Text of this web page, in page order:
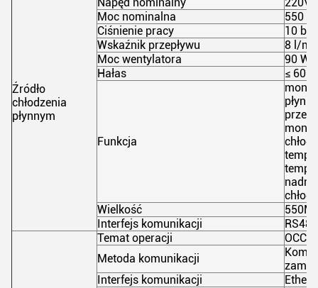
Źródło
chłodzenia
płynnym
Moc nominalna
550 W
Ciśnienie pracy
10 bar
Wskaźnik przepływu
8 l/
Moc wentylatora
90 W
Hałas
≤ 60
Funkcja
płynu
Wielkość
Interfejs komunikacji
RS485
Temat operacji
OCCP
Metoda komunikacji
Interfejs komunikacji